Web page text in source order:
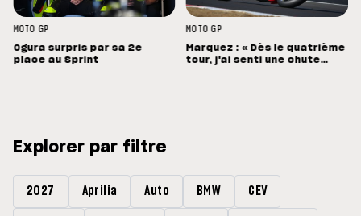
MOTO GP
Ogura surpris par sa 2e
place au Sprint
MOTO GP
Marquez : « Dès le quatrième
tour, j'ai senti une chute
Explorer par filtre
2027 Aprilia Auto BMW CEV